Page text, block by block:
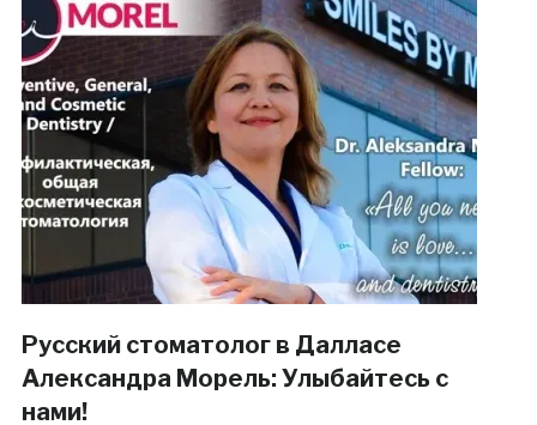
Русский стоматолог в Далласе
Александра Морель: Улыбайтесь с
нами!